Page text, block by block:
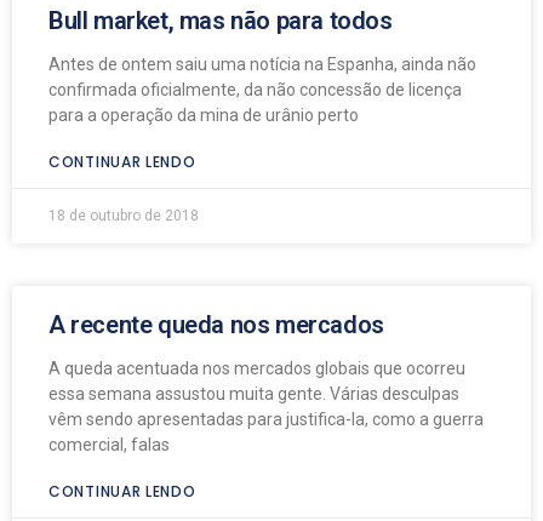
Bull market, mas não para todos
Antes de ontem saiu uma notícia na Espanha, ainda não
confirmada oficialmente, da não concessão de licença
para a operação da mina de urânio perto
CONTINUAR LENDO
18 de outubro de 2018
A recente queda nos mercados
A queda acentuada nos mercados globais que ocorreu
essa semana assustou muita gente. Várias desculpas
vêm sendo apresentadas para justifica-la, como a guerra
comercial, falas
CONTINUAR LENDO